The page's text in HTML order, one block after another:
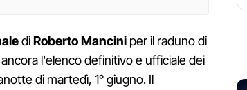
diRoberto Mancini per il raduno di
l'elenco definitivo e ufficiale dei
di martedì, 1° giugno. Il